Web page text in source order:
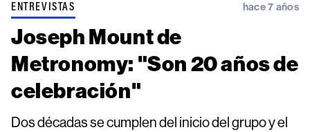
ENTREVISTAS hace 7 años
Joseph Mount de
Metronomy: "Son 20 años de
celebración"
Dos décadas se cumplen del inicio del grupo y el